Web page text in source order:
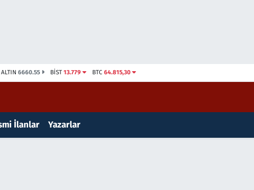
ALTIN 6660.55 BİST13.779 BTC 64.815,30
İlanlar Yazarlar